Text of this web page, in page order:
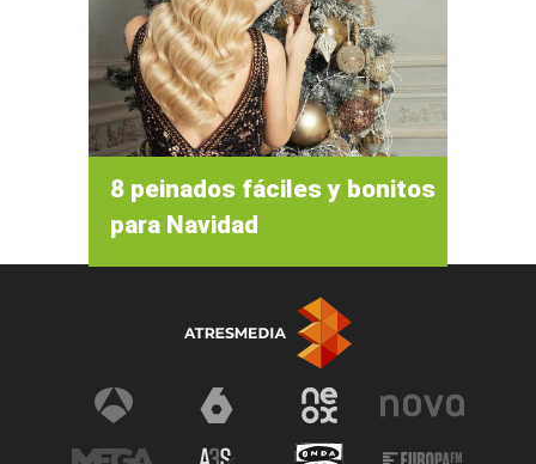
8 peinados fáciles y bonitos
para Navidad